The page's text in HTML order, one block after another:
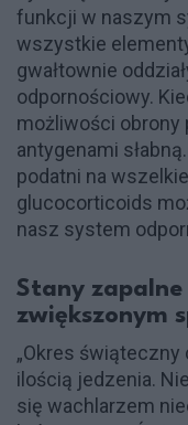
funkcji w naszym
wszystkie
gwałtownie
odpornościowy.
możliwości obrony
antygenami
podatni na
glucocorticoids
nasz system
Stany zapalne
zwiększonym
„Okres
ilością jedzenia.
się wachlarzem